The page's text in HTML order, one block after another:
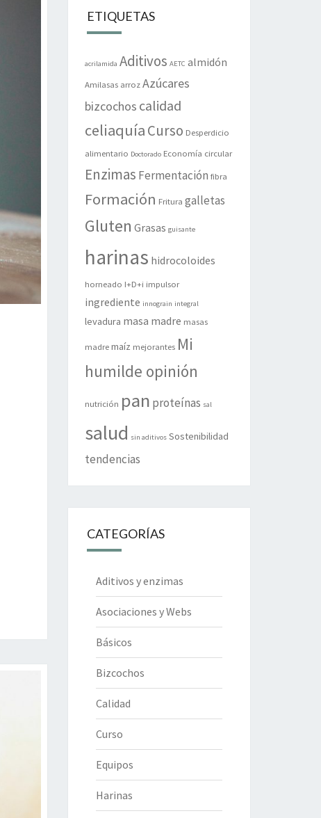
ETIQUETAS
acrilamida Aditivos AETC almidón
Amilasas arroz Azúcares
bizcochos calidad
celiaquíaCurso Desperdicio
alimentario Doctorado Economía circular
Enzimas Fermentación fibra
Formación Fritura galletas
Gluten Grasas guisante
harinas hidrocoloides
horneado I+D+i impulsor
ingrediente innograin integral
levadura masa madre masas
madre maíz mejorantes Mi
humilde opinión
nutrición pan proteínas sal
salud sin aditivos Sostenibilidad
tendencias
CATEGORÍAS
Aditivos y enzimas
Asociaciones y Webs
Básicos
Bizcochos
Calidad
Curso
Equipos
Harinas